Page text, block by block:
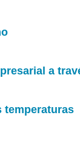
a
temperaturas